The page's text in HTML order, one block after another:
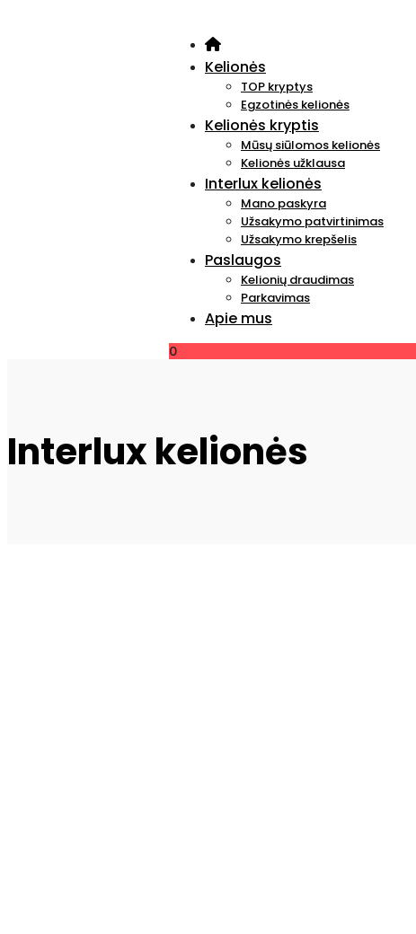
Kelionės
TOP kryptys
Egzotinės kelionės
Kelionės kryptis
Mūsų siūlomos kelionės
Kelionės užklausa
Interlux kelionės
Mano paskyra
Užsakymo patvirtinimas
Užsakymo krepšelis
Paslaugos
Kelionių draudimas
Parkavimas
Apie mus
0
Interlux kelionės